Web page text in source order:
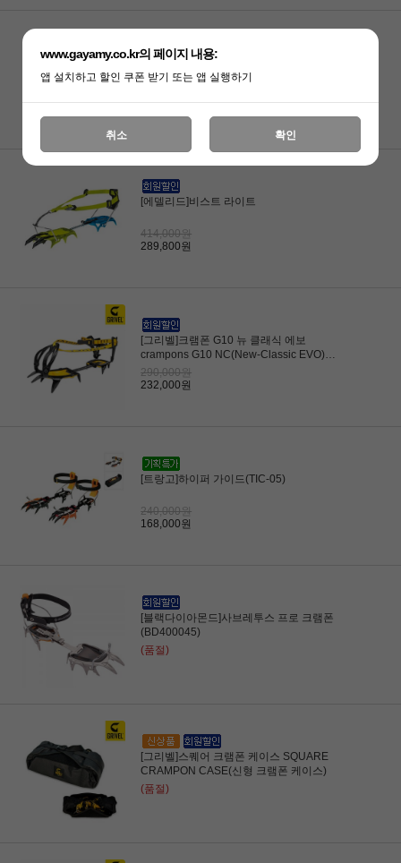
[페츨]샤켄 LLU (AP-T10ALLU) 크램폰
[에델리드]비스트 라이트
414,000원
289,800원
[그리벨]크램폰 G10 뉴 클래식 에보
crampons G10 NC(New-Classic EVO)
(w/Antibott,Flex bar)설상 워킹용
290,000원
232,000원
[트랑고]하이퍼 가이드(TIC-05)
240,000원
168,000원
[블랙다이아몬드]사브레투스 프로 크램폰
(BD400045)
(품절)
[그리벨]스퀘어 크램폰 케이스 SQUARE
CRAMPON CASE(신형 크램폰 케이스)
(품절)
www.gayamy.co.kr의 페이지 내용:
앱 설치하고 할인 쿠폰 받기 또는 앱 실행하기
취소 확인